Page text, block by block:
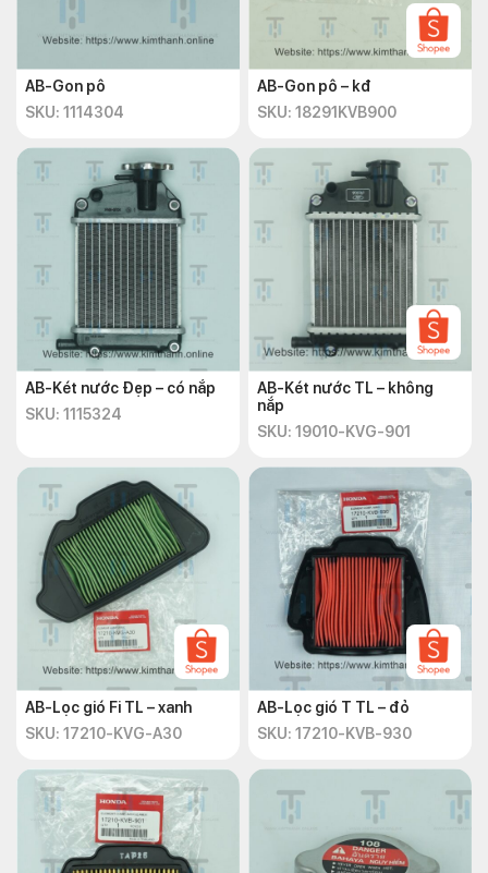
AB-Gon pô
SKU: 1114304
AB-Gon pô – kđ
SKU: 18291KVB900
AB-Két nước Đẹp – có nắp
SKU: 1115324
AB-Két nước TL – không
nắp
SKU: 19010-KVG-901
AB-Lọc gió Fi TL – xanh
SKU: 17210-KVG-A30
AB-Lọc gió T TL – đỏ
SKU: 17210-KVB-930